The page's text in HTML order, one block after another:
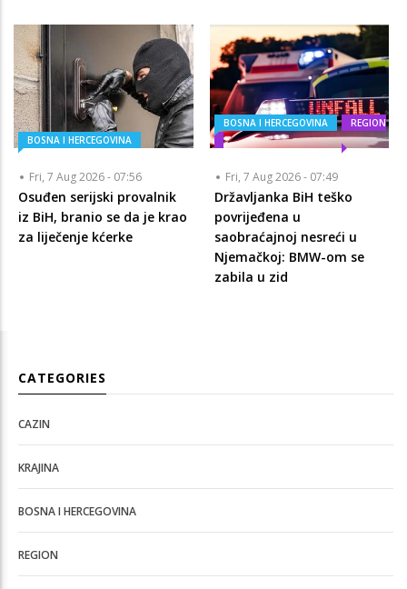
BOSNA I HERCEGOVINA
Fri, 7 Aug 2026 - 07:56
Osuđen serijski provalnik
iz BiH, branio se da je krao
za liječenje kćerke
BOSNA I HERCEGOVINA REGION
Fri, 7 Aug 2026 - 07:49
Državljanka BiH teško
povrijeđena u
saobraćajnoj nesreći u
Njemačkoj: BMW-om se
zabila u zid
CATEGORIES
CAZIN
KRAJINA
BOSNA I HERCEGOVINA
REGION